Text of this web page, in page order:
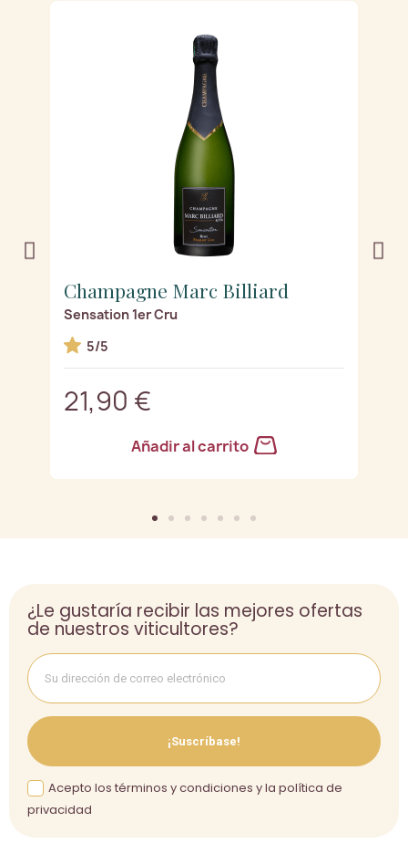
Champagne Marc Billiard
Sensation 1er Cru
5/5
21,90 €
Añadir al carrito
¿Le gustaría recibir las mejores ofertas
de nuestros viticultores?
¡Suscríbase!
Acepto los términos y condiciones y la política de
privacidad